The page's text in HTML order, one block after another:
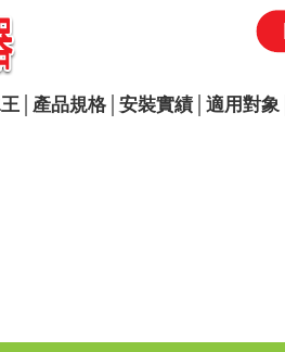
產品規格 安裝實績 適用對象